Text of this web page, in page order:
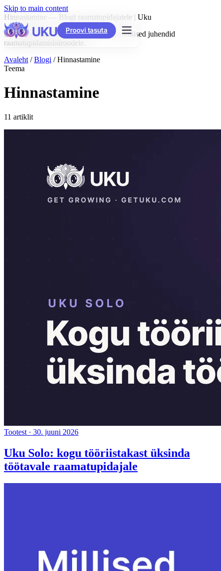
Skip to main content
Proovi tasuta
Hinnastamine — Blogi raamatupidajatele | Uku
Artiklid teemal "Hinnastamine" — praktilised juhendid
raamatupidamisbüroodele.
Avaleht / Blogi / Hinnastamine
Teema
Hinnastamine
11 artiklit
Tootest · 30. juuni 2026
Uku Solo: kogu tööriistakast üksinda
töötavale raamatupidajale